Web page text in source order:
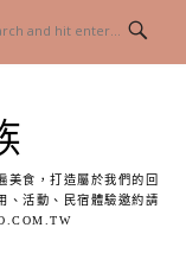
美食，打造屬於我們的回
、活動、民宿體驗邀約請